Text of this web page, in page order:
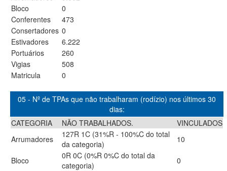
Bloco
0
Conferentes
473
Consertadores 0
Estivadores
6.222
Portuários
260
Vigias
508
Matricula
0
05 - Nº de TPAs que não trabalharam (rodízio) nos últimos 30
dias:
CATEGORIA
NÃO TRABALHADOS.
VINCULADOS
Arrumadores
127R 1C (31%R - 100%C do total
da categoria)
10
Bloco
0R 0C (0%R 0%C do total da
categoria)
0